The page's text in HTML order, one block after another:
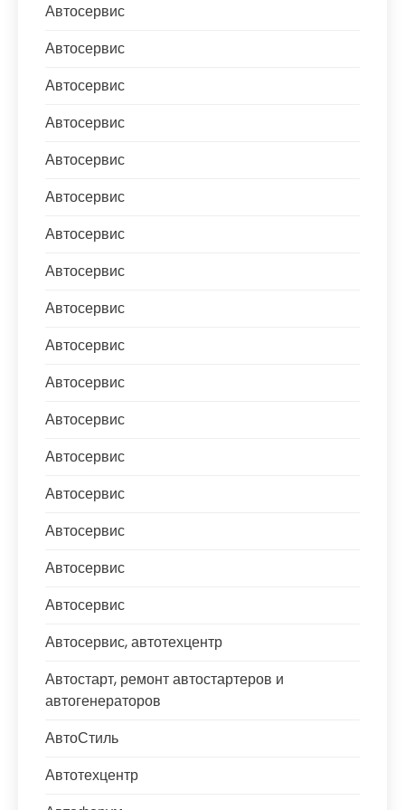
Автосервис
Автосервис
Автосервис
Автосервис
Автосервис
Автосервис
Автосервис
Автосервис
Автосервис
Автосервис
Автосервис
Автосервис
Автосервис
Автосервис
Автосервис
Автосервис
Автосервис
Автосервис, автотехцентр
Автостарт, ремонт автостартеров и
автогенераторов
АвтоСтиль
Автотехцентр